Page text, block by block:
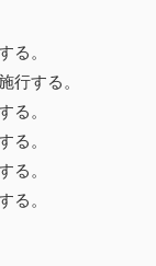
る。
行する。
る。
る。
る。
る。